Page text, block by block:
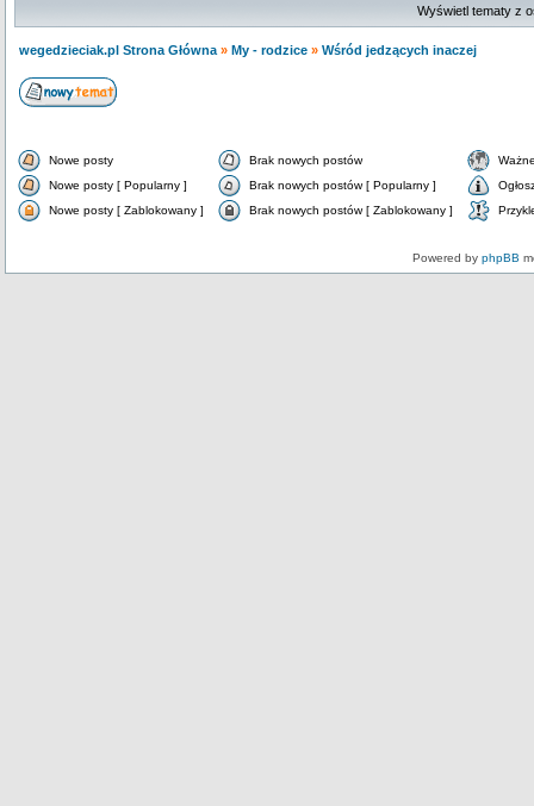
Wyświetl tematy z
wegedzieciak.pl Strona Główna » My - rodzice » Wśród jedzących inaczej
Nowe posty Brak nowych postów
Nowe posty [ Popularny ]
Brak nowych postów [ Popularny ]
Nowe posty [ Zablokowany ]
Brak nowych postów [ Zablokowany ]
Powered by phpBB